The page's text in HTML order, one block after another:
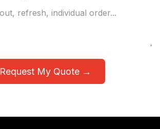
Request My Quote →